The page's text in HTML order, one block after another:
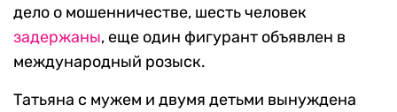
дело о мошенничестве, шесть человек
задержаны, еще один фигурант объявлен в
международный розыск.
Татьяна с мужем и двумя детьми вынуждена